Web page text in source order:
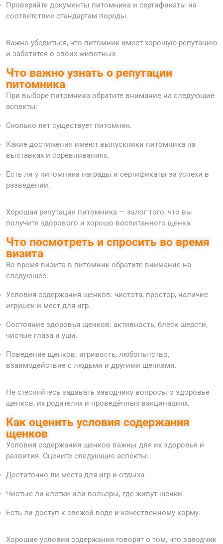
Проверяйте документы питомника и сертификаты на
соответствие стандартам породы.
Важно убедиться, что питомник имеет хорошую репутацию
и заботится о своих животных.
Что важно узнать о репутации
питомника
При выборе питомника обратите внимание на следующие
аспекты:
Сколько лет существует питомник.
Какие достижения имеют выпускники питомника на
выставках и соревнованиях.
Есть ли у питомника награды и сертификаты за успехи в
разведении.
Хорошая репутация питомника — залог того, что вы
получите здорового и хорошо воспитанного щенка.
Что посмотреть и спросить во время
визита
Во время визита в питомник обратите внимание на
следующее:
Условия содержания щенков: чистота, простор, наличие
игрушек и мест для игр.
Состояние здоровья щенков: активность, блеск шерсти,
чистые глаза и уши.
Поведение щенков: игривость, любопытство,
взаимодействие с людьми и другими щенками.
Не стесняйтесь задавать заводчику вопросы о здоровье
щенков, их родителях и проведённых вакцинациях.
Как оценить условия содержания
щенков
Условия содержания щенков важны для их здоровья и
развития. Оцените следующие аспекты:
Достаточно ли места для игр и отдыха.
Чистые ли клетки или вольеры, где живут щенки.
Есть ли доступ к свежей воде и качественному корму.
Хорошие условия содержания говорят о том, что заводчик